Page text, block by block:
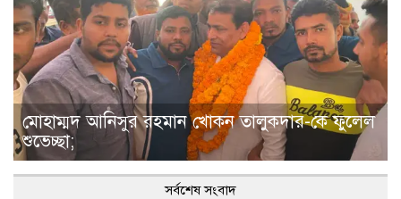
মোহাম্মদ আনিসুর রহমান খোকন তালুকদার-কে ফুলেল
শুভেচ্ছা;
সর্বশেষ সংবাদ